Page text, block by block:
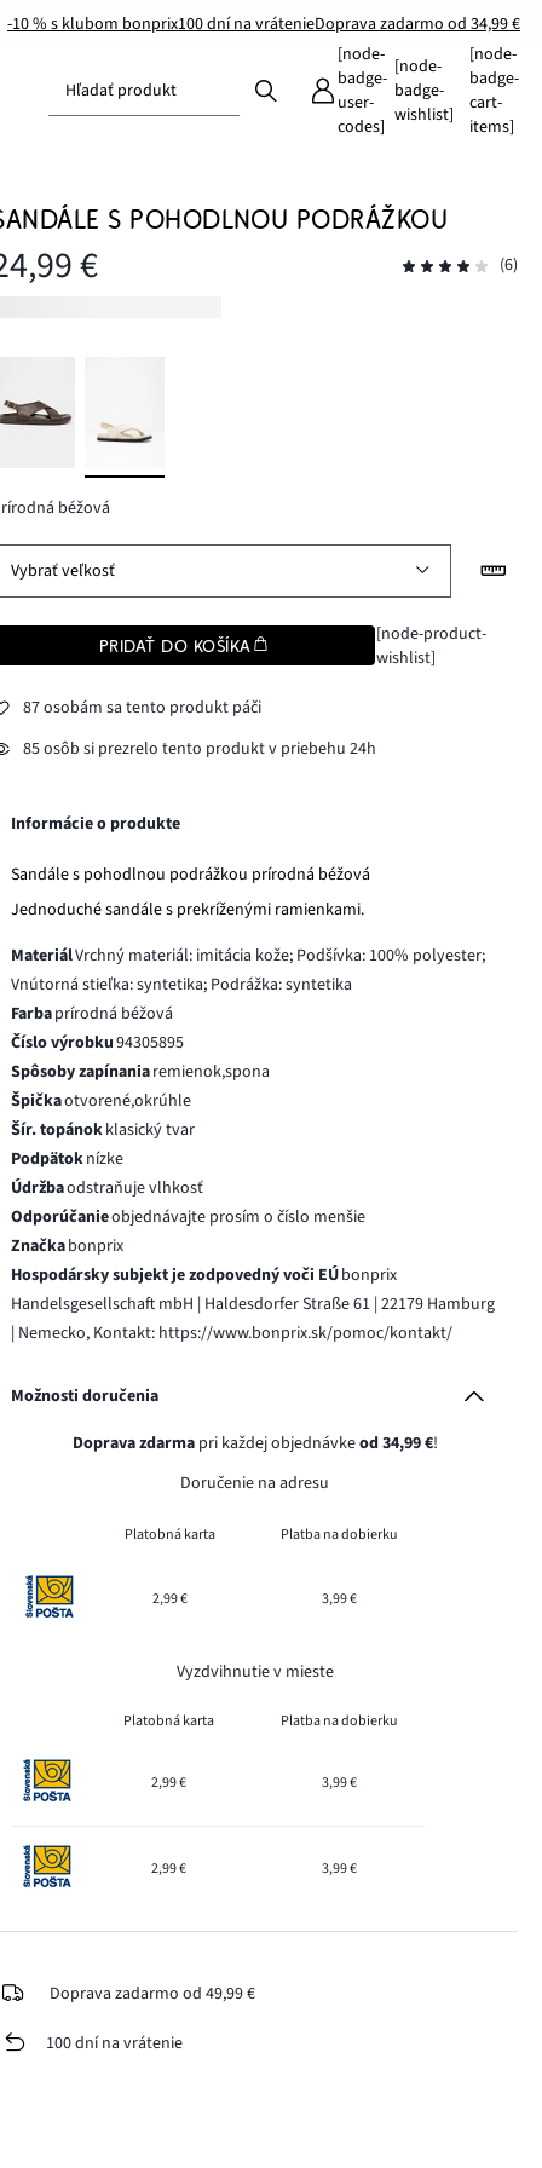
-10 % s klubom bonprix100 dní na vrátenieDoprava zadarmo od 34,99 €
Hľadať produkt
[node-
badge-
user-
codes]
[node-
badge-
wishlist]
[node-
badge-
cart-
items]
S POHODLNOU PODRÁŽKOU
€ (6)
béžová
Vybrať veľkosť
PRIDAŤ DO KOŠÍKA
[node-product-
wishlist]
87 osobám sa tento produkt páči
85 osôb si prezrelo tento produkt v priebehu 24h
Informácie o produkte
Sandále s pohodlnou podrážkou prírodná béžová
Jednoduché sandále s prekríženými ramienkami.
MateriálVrchný materiál: imitácia kože; Podšívka: 100% polyester;
Vnútorná stieľka: syntetika; Podrážka: syntetika
Farbaprírodná béžová
Číslo výrobku94305895
Spôsoby zapínaniaremienok,spona
Špičkaotvorené,okrúhle
Šír. topánokklasický tvar
Podpätoknízke
Údržbaodstraňuje vlhkosť
Odporúčanieobjednávajte prosím o číslo menšie
Značkabonprix
Hospodársky subjekt je zodpovedný voči EÚbonprix
Handelsgesellschaft mbH | Haldesdorfer Straße 61 | 22179 Hamburg
| Nemecko, Kontakt: https://www.bonprix.sk/pomoc/kontakt/
Možnosti doručenia
Doprava zdarmapri každej objednávkeod 34,99 €!
Doručenie na adresu
Platobná karta Platba na dobierku
2,99 € 3,99 €
Vyzdvihnutie v mieste
Platobná karta Platba na dobierku
2,99 € 3,99 €
2,99 € 3,99 €
Doprava zadarmo od 49,99 €
100 dní na vrátenie